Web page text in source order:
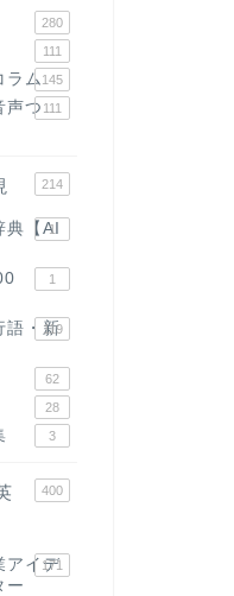
280
111
ラム145
声つ 111
214
典【AI
1
1
語・新
119
62
28
3
400
アイデ
ー
171